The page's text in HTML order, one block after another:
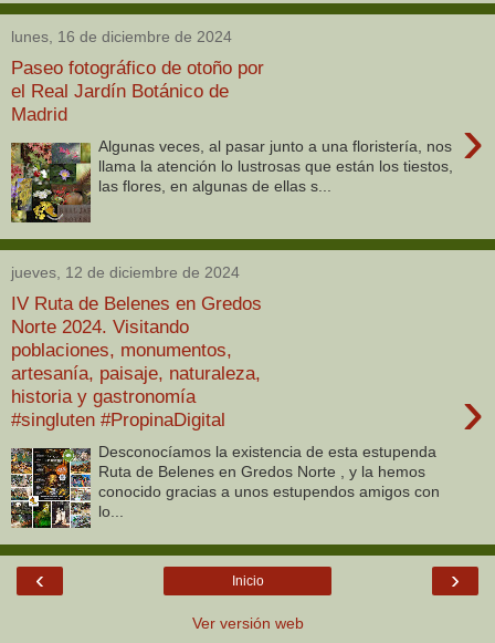
lunes, 16 de diciembre de 2024
Paseo fotográfico de otoño por
el Real Jardín Botánico de
Madrid
›
Algunas veces, al pasar junto a una floristería, nos
llama la atención lo lustrosas que están los tiestos,
las flores, en algunas de ellas s...
jueves, 12 de diciembre de 2024
IV Ruta de Belenes en Gredos
Norte 2024. Visitando
poblaciones, monumentos,
artesanía, paisaje, naturaleza,
historia y gastronomía
#singluten #PropinaDigital
›
Desconocíamos la existencia de esta estupenda
Ruta de Belenes en Gredos Norte , y la hemos
conocido gracias a unos estupendos amigos con
lo...
‹ ›
Inicio
Ver versión web